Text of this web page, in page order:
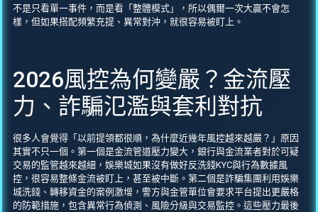
不是只看單一事件，而是看「整體模式」，所以偶爾一次大贏不會怎
樣，但如果搭配頻繁充提、異常對沖，就很容易被盯上。
2026風控為何變嚴？金流壓
力、詐騙氾濫與套利對抗
很多人會覺得「以前提領都很順，為什麼近幾年風控越來越嚴？」原因
其實不只一個。第一個是金流管道壓力變大，銀行與金流業者對於可疑
交易的監管越來越細，娛樂城如果沒有做好反洗錢KYC與行為數據風
控，很容易整條金流被盯上，甚至被中斷。第二個是詐騙集團利用娛樂
城洗錢、轉移資金的案例激增，警方與金管單位會要求平台提出更嚴格
的防範措施，包含異常行為偵測、風險分級與交易監控。這些壓力最後